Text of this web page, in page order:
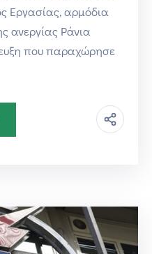
Εργασίας, αρμόδια
ανεργίας Ράνια
που παραχώρησε